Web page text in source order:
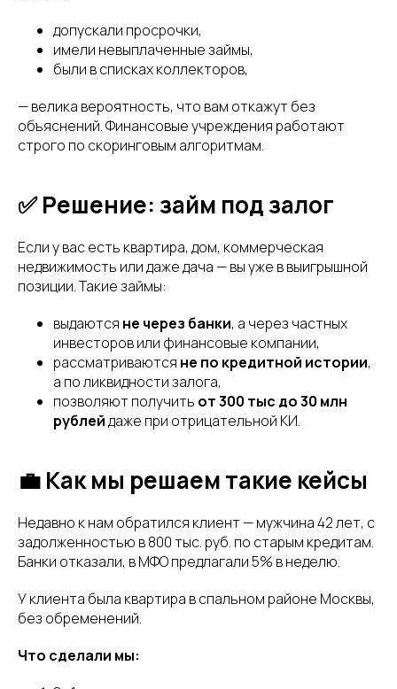
допускали просрочки,
имели невыплаченные займы,
были в списках коллекторов,
— велика вероятность, что вам откажут без
объяснений. Финансовые учреждения работают
строго по скоринговым алгоритмам.
✅ Решение: займ под залог
Если у вас есть квартира, дом, коммерческая
недвижимость или даже дача — вы уже в выигрышной
позиции. Такие займы:
выдаются не через банки, а через частных
инвесторов или финансовые компании,
рассматриваются не по кредитной истории,
а по ликвидности залога,
позволяют получить от 300 тыс до 30 млн
рублейдаже при отрицательной КИ.
💼 Как мы решаем такие кейсы
Недавно к нам обратился клиент — мужчина 42 лет, с
задолженностью в 800 тыс. руб. по старым кредитам.
Банки отказали, в МФО предлагали 5% в неделю.
У клиента была квартира в спальном районе Москвы,
без обременений.
Что сделали мы: